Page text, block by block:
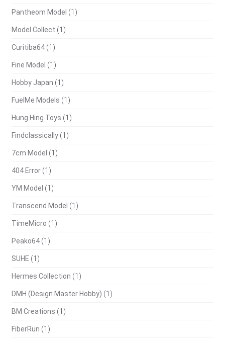
Pantheom Model (1)
Model Collect (1)
Curitiba64 (1)
Fine Model (1)
Hobby Japan (1)
FuelMe Models (1)
Hung Hing Toys (1)
Findclassically (1)
7cm Model (1)
404 Error (1)
YM Model (1)
Transcend Model (1)
TimeMicro (1)
Peako64 (1)
SUHE (1)
Hermes Collection (1)
DMH (Design Master Hobby) (1)
BM Creations (1)
FiberRun (1)